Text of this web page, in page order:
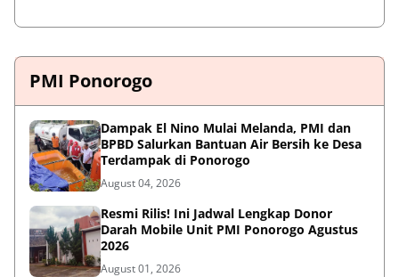
PMI Ponorogo
Dampak El Nino Mulai Melanda, PMI dan
BPBD Salurkan Bantuan Air Bersih ke Desa
Terdampak di Ponorogo
August 04, 2026
Resmi Rilis! Ini Jadwal Lengkap Donor
Darah Mobile Unit PMI Ponorogo Agustus
2026
August 01, 2026